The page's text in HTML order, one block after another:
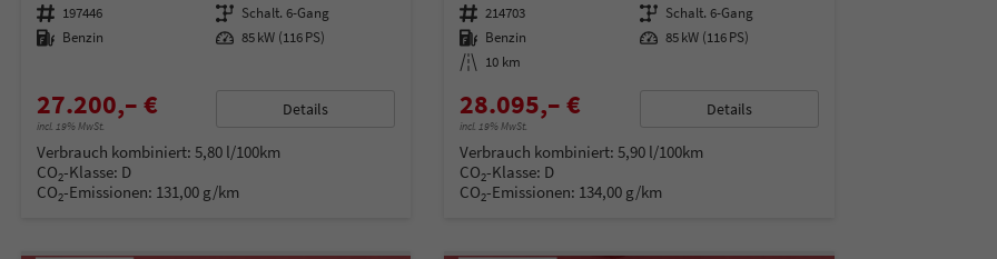
Fahrzeugnummer 197446 Getriebe Schalt. 6-Gang
Kraftstoff Benzin Leistung 85 kW (116 PS)
27.200,– €
incl. 19% MwSt.
Details
Verbrauch kombiniert: 5,80 l/100km
CO2-Klasse: D
CO2-Emissionen: 131,00 g/km
Fahrzeugnummer 214703 Getriebe Schalt. 6-Gang
Kraftstoff Benzin Leistung 85 kW (116 PS)
Kilometerstand 10 km
28.095,– €
incl. 19% MwSt.
Details
Verbrauch kombiniert:5,90 l/100km
CO2-Klasse: D
CO2-Emissionen: 134,00 g/km